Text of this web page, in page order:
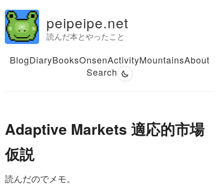
peipeipe.net
読んだ本とやったこと
BlogDiaryBooksOnsenActivityMountainsAbout
Search
Adaptive Markets 適応的市場
仮説
読んだのでメモ。